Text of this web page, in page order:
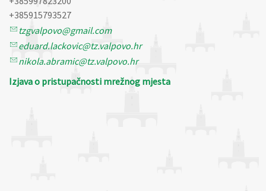
+385915793527
tzgvalpovo@gmail.com
eduard.lackovic@tz.valpovo.hr
nikola.abramic@tz.valpovo.hr
Izjava o pristupačnosti mrežnog mjesta